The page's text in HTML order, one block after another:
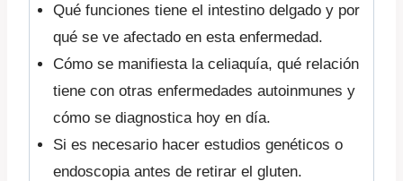
Qué funciones tiene el intestino delgado y por
qué se ve afectado en esta enfermedad.
Cómo se manifiesta la celiaquía, qué relación
tiene con otras enfermedades autoinmunes y
cómo se diagnostica hoy en día.
Si es necesario hacer estudios genéticos o
endoscopia antes de retirar el gluten.